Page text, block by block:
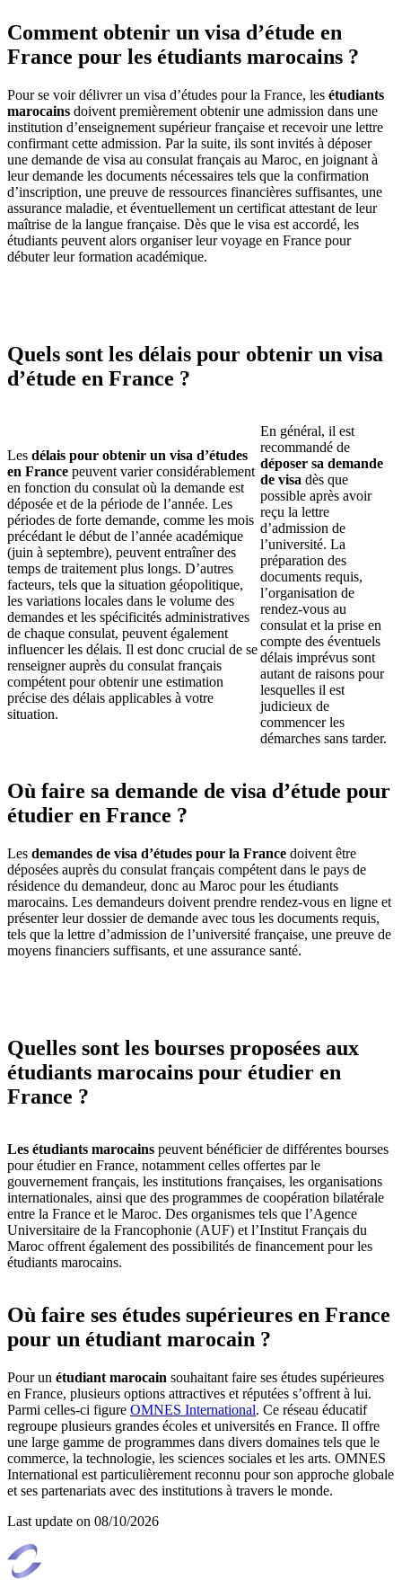
Comment obtenir un visa d’étude en
France pour les étudiants marocains ?
Pour se voir délivrer un visa d’études pour la France, les étudiants
marocains doivent premièrement obtenir une admission dans une
institution d’enseignement supérieur française et recevoir une lettre
confirmant cette admission. Par la suite, ils sont invités à déposer
une demande de visa au consulat français au Maroc, en joignant à
leur demande les documents nécessaires tels que la confirmation
d’inscription, une preuve de ressources financières suffisantes, une
assurance maladie, et éventuellement un certificat attestant de leur
maîtrise de la langue française. Dès que le visa est accordé, les
étudiants peuvent alors organiser leur voyage en France pour
débuter leur formation académique.
Quels sont les délais pour obtenir un visa
d’étude en France ?
Les délais pour obtenir un visa d’études
en France peuvent varier considérablement
en fonction du consulat où la demande est
déposée et de la période de l’année. Les
périodes de forte demande, comme les mois
précédant le début de l’année académique
(juin à septembre), peuvent entraîner des
temps de traitement plus longs. D’autres
facteurs, tels que la situation géopolitique,
les variations locales dans le volume des
demandes et les spécificités administratives
de chaque consulat, peuvent également
influencer les délais. Il est donc crucial de se
renseigner auprès du consulat français
compétent pour obtenir une estimation
précise des délais applicables à votre
situation.
En général, il est
recommandé de
déposer sa demande
de visa dès que
possible après avoir
reçu la lettre
d’admission de
l’université. La
préparation des
documents requis,
l’organisation de
rendez-vous au
consulat et la prise en
compte des éventuels
délais imprévus sont
autant de raisons pour
lesquelles il est
judicieux de
commencer les
démarches sans tarder.
Où faire sa demande de visa d’étude pour
étudier en France ?
Les demandes de visa d’études pour la France doivent être
déposées auprès du consulat français compétent dans le pays de
résidence du demandeur, donc au Maroc pour les étudiants
marocains. Les demandeurs doivent prendre rendez-vous en ligne et
présenter leur dossier de demande avec tous les documents requis,
tels que la lettre d’admission de l’université française, une preuve de
moyens financiers suffisants, et une assurance santé.
Quelles sont les bourses proposées aux
étudiants marocains pour étudier en
France ?
Les étudiants marocains peuvent bénéficier de différentes bourses
pour étudier en France, notamment celles offertes par le
gouvernement français, les institutions françaises, les organisations
internationales, ainsi que des programmes de coopération bilatérale
entre la France et le Maroc. Des organismes tels que l’Agence
Universitaire de la Francophonie (AUF) et l’Institut Français du
Maroc offrent également des possibilités de financement pour les
étudiants marocains.
Où faire ses études supérieures en France
pour un étudiant marocain ?
Pour un étudiant marocain souhaitant faire ses études supérieures
en France, plusieurs options attractives et réputées s’offrent à lui.
Parmi celles-ci figure OMNES International. Ce réseau éducatif
regroupe plusieurs grandes écoles et universités en France. Il offre
une large gamme de programmes dans divers domaines tels que le
commerce, la technologie, les sciences sociales et les arts. OMNES
International est particulièrement reconnu pour son approche globale
et ses partenariats avec des institutions à travers le monde.
Last update on 08/10/2026